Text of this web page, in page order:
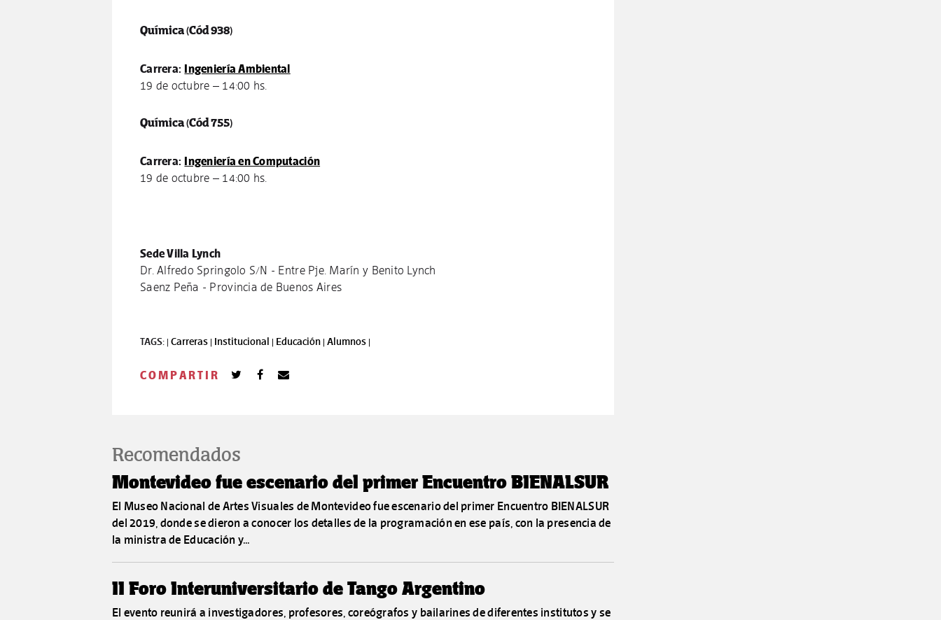
Química(Cód 938)
Carrera: Ingeniería Ambiental
19 de octubre – 14:00 hs.
Química(Cód 755)
Carrera: Ingeniería en Computación
19 de octubre – 14:00 hs.
Sede Villa Lynch
Dr. Alfredo Springolo S/N - Entre Pje. Marín y Benito Lynch
Saenz Peña - Provincia de Buenos Aires
TAGS: | Carreras | Institucional | Educación | Alumnos |
COMPARTIR
Recomendados
Montevideo fue escenario del primer Encuentro BIENALSUR
El Museo Nacional de Artes Visuales de Montevideo fue escenario del primer Encuentro BIENALSUR
del 2019, donde se dieron a conocer los detalles de la programación en ese país, con la presencia de
la ministra de Educación y...
II Foro Interuniversitario de Tango Argentino
El evento reunirá a investigadores, profesores, coreógrafos y bailarines de diferentes institutos y se